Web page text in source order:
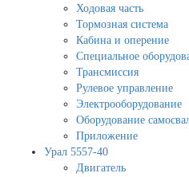
Ходовая часть
Тормозная система
Кабина и оперение
Специальное
Трансмиссия
Рулевое управление
Электрооборудование
Оборудование
Приложение
Урал 5557-40
Двигатель